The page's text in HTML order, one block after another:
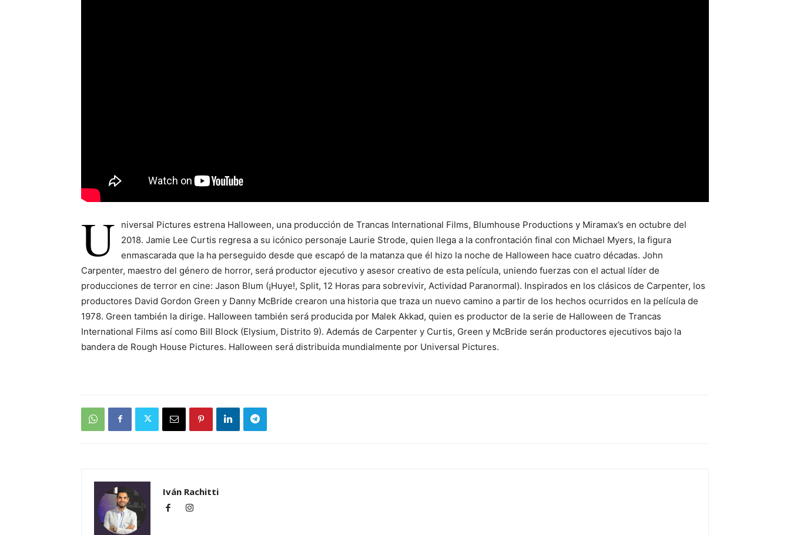
U
niversal Pictures estrena Halloween, una producción de Trancas International Films, Blumhouse Productions y Miramax’s en octubre del
2018. Jamie Lee Curtis regresa a su icónico personaje Laurie Strode, quien llega a la confrontación final con Michael Myers, la figura
enmascarada que la ha perseguido desde que escapó de la matanza que él hizo la noche de Halloween hace cuatro décadas. John
Carpenter, maestro del género de horror, será productor ejecutivo y asesor creativo de esta película, uniendo fuerzas con el actual líder de
producciones de terror en cine: Jason Blum (¡Huye!, Split, 12 Horas para sobrevivir, Actividad Paranormal). Inspirados en los clásicos de Carpenter, los
productores David Gordon Green y Danny McBride crearon una historia que traza un nuevo camino a partir de los hechos ocurridos en la película de
1978. Green también la dirige. Halloween también será producida por Malek Akkad, quien es productor de la serie de Halloween de Trancas
International Films así como Bill Block (Elysium, Distrito 9). Además de Carpenter y Curtis, Green y McBride serán productores ejecutivos bajo la
bandera de Rough House Pictures. Halloween será distribuida mundialmente por Universal Pictures.
Iván Rachitti